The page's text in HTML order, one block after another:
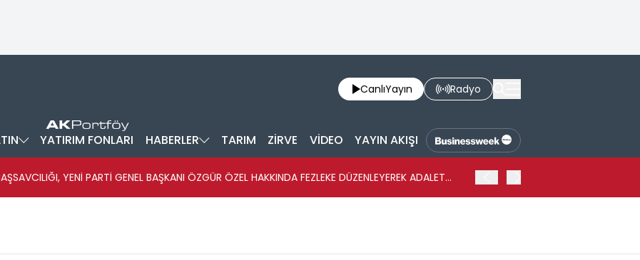
CanlıYayın Radyo
YATIRIM FONLARI HABERLER TARIM ZİRVE VİDEO YAYIN AKIŞI
YENİ PARTİ GENEL BAŞKANI ÖZGÜR ÖZEL HAKKINDA FEZLEKE DÜZENLEYEREK ADALET